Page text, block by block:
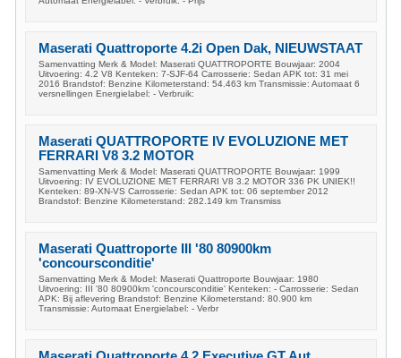
Maserati Quattroporte 4.2i Open Dak, NIEUWSTAAT
Samenvatting Merk & Model: Maserati QUATTROPORTE Bouwjaar: 2004
Uitvoering: 4.2 V8 Kenteken: 7-SJF-64 Carrosserie: Sedan APK tot: 31 mei
2016 Brandstof: Benzine Kilometerstand: 54.463 km Transmissie: Automaat 6
versnellingen Energielabel: - Verbruik:
Maserati QUATTROPORTE IV EVOLUZIONE MET
FERRARI V8 3.2 MOTOR
Samenvatting Merk & Model: Maserati QUATTROPORTE Bouwjaar: 1999
Uitvoering: IV EVOLUZIONE MET FERRARI V8 3.2 MOTOR 336 PK UNIEK!!
Kenteken: 89-XN-VS Carrosserie: Sedan APK tot: 06 september 2012
Brandstof: Benzine Kilometerstand: 282.149 km Transmiss
Maserati Quattroporte III '80 80900km
'concoursconditie'
Samenvatting Merk & Model: Maserati Quattroporte Bouwjaar: 1980
Uitvoering: III '80 80900km 'concoursconditie' Kenteken: - Carrosserie: Sedan
APK: Bij aflevering Brandstof: Benzine Kilometerstand: 80.900 km
Transmissie: Automaat Energielabel: - Verbr